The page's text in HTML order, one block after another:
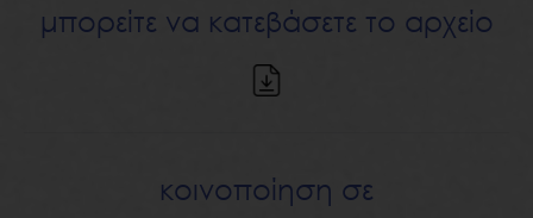
μπορείτε να κατεβάσετε το αρχείο
κοινοποίηση σε